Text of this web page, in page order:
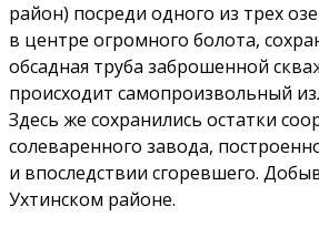
район) посреди одного из трех
в центре огромного болота,
обсадная труба заброшенной
происходит самопроизвольный
Здесь же сохранились остатки
солеваренного завода,
и впоследствии сгоревшего.
Ухтинском районе.